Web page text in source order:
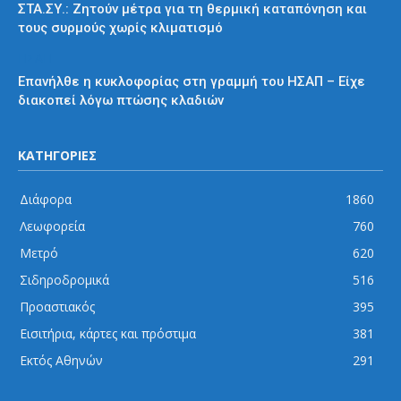
ΣΤΑ.ΣΥ.: Ζητούν μέτρα για τη θερμική καταπόνηση και
τους συρμούς χωρίς κλιματισμό
Επανήλθε η κυκλοφορίας στη γραμμή του ΗΣΑΠ – Είχε
διακοπεί λόγω πτώσης κλαδιών
ΚΑΤΗΓΟΡΙΕΣ
Διάφορα
1860
Λεωφορεία
760
Μετρό
620
Σιδηροδρομικά
516
Προαστιακός
395
Εισιτήρια, κάρτες και πρόστιμα
381
Εκτός Αθηνών
291